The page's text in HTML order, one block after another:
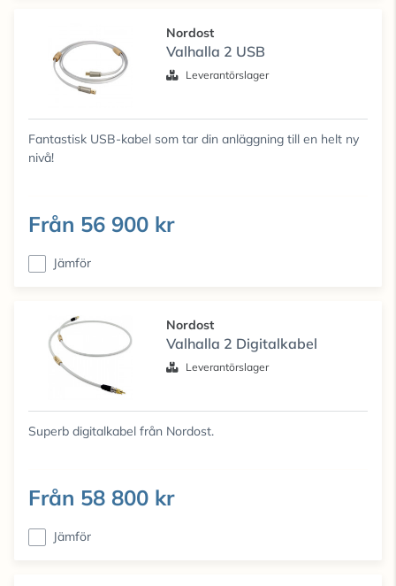
Nordost
Valhalla 2 USB
Leverantörslager
Fantastisk USB-kabel som tar din anläggning till en helt ny
nivå!
Från 56 900 kr
Jämför
Nordost
Valhalla 2 Digitalkabel
Leverantörslager
Superb digitalkabel från Nordost.
Från 58 800 kr
Jämför